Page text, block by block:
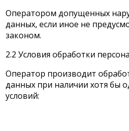
Оператором допущенных
данных, если иное не
законом.
2.2 Условия обработки
Оператор производит
данных при наличии хотя бы
условий: